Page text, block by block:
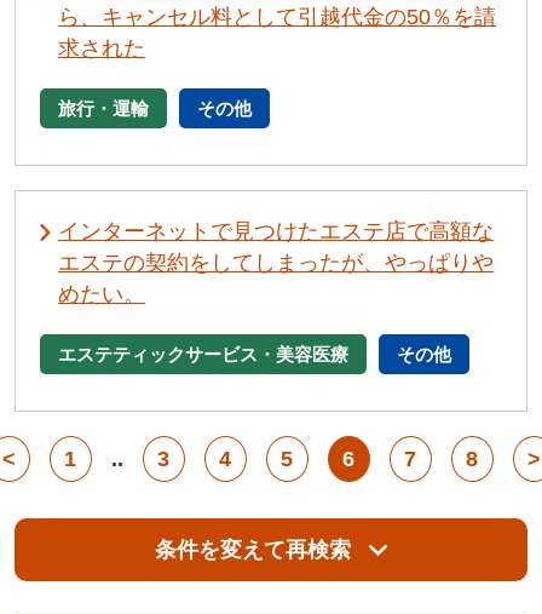
ら、キャンセル料として引越代金の50％を請
求された
旅行・運輸 その他
インターネットで見つけたエステ店で高額な
エステの契約をしてしまったが、やっぱりや
めたい。
エステティックサービス・美容医療 その他
< 1 .. 3 4 5 6 7 8 >
条件を変えて再検索